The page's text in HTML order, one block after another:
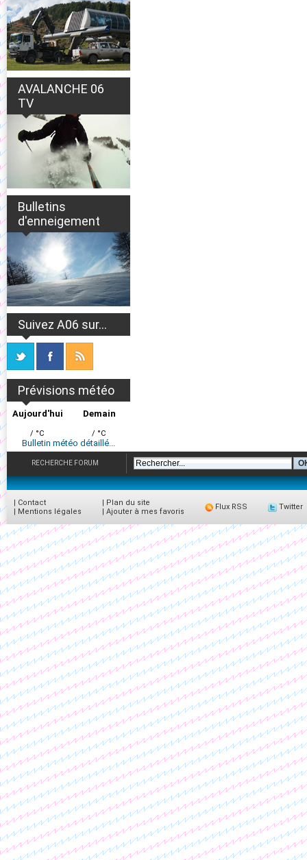
AVALANCHE 06
TV
Bulletins
d'enneigement
Suivez A06 sur...
Prévisions météo
Aujourd'hui
/ °C
Demain
/ °C
Bulletin météo détaillé...
RECHERCHE FORUM
| Contact
| Mentions légales
| Plan du site
| Ajouter à mes favoris
Flux RSS Twitter